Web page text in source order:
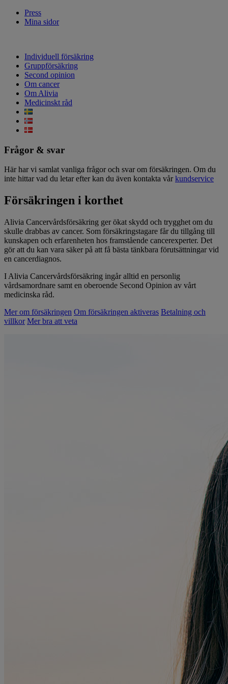
Press
Mina sidor
Individuell försäkring
Gruppförsäkring
Second opinion
Om cancer
Om Alivia
Medicinskt råd
Frågor & svar
Här har vi samlat vanliga frågor och svar om försäkringen. Om du
inte hittar vad du letar efter kan du även kontakta vår kundservice
Försäkringen i korthet
Alivia Cancervårdsförsäkring ger ökat skydd och trygghet om du
skulle drabbas av cancer. Som försäkringstagare får du tillgång till
kunskapen och erfarenheten hos framstående cancerexperter. Det
gör att du kan vara säker på att få bästa tänkbara förutsättningar vid
en cancerdiagnos.
I Alivia Cancervårdsförsäkring ingår alltid en personlig
vårdsamordnare samt en oberoende Second Opinion av vårt
medicinska råd.
Mer om försäkringen Om försäkringen aktiveras Betalning och
villkor Mer bra att veta